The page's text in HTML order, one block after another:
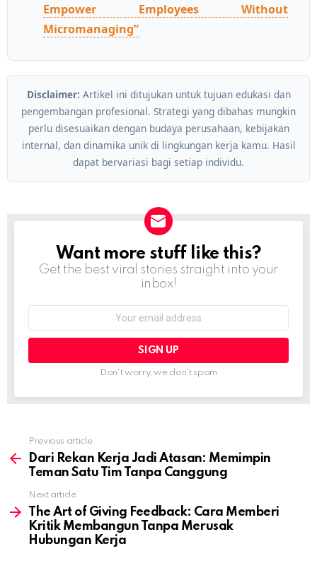
Empower Employees Without
Micromanaging”
Disclaimer: Artikel ini ditujukan untuk tujuan edukasi dan
pengembangan profesional. Strategi yang dibahas mungkin
perlu disesuaikan dengan budaya perusahaan, kebijakan
internal, dan dinamika unik di lingkungan kerja kamu. Hasil
dapat bervariasi bagi setiap individu.
NEWSLETTER
Want more stuff like this?
Get the best viral stories straight into your
inbox!
Don't worry, we don't spam
more
Previous article
Dari Rekan Kerja Jadi Atasan: Memimpin
Teman Satu Tim Tanpa Canggung
Next article
The Art of Giving Feedback: Cara Memberi
Kritik Membangun Tanpa Merusak
Hubungan Kerja